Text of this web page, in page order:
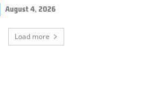
August 4, 2026
Load more